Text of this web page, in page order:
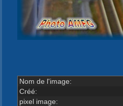
Nom de l'image:
Créé:
pixel image: